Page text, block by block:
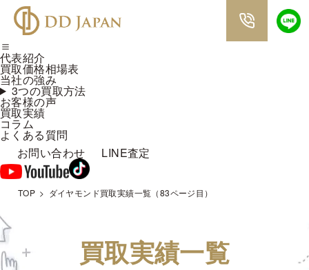
代表紹介
買取価格相場表
当社の強み
3つの買取方法
お客様の声
買取実績
コラム
よくある質問
お問い合わせ
LINE査定
TOP ダイヤモンド買取実績一覧（83ページ目）
買取実績一覧